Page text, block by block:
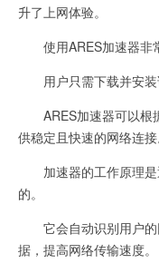
升了上网体验。
使用ARES加速器非常
用户只需下载并安装
ARES加速器可以根
供稳定且快速的网络连接
加速器的工作原理是
的。
它会自动识别用户的
据，提高网络传输速度。